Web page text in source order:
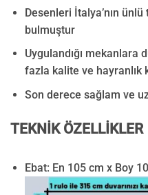
Desenleri İtalya’nın ünlü
bulmuştur
Uygulandığı mekanlara
fazla kalite ve hayranlık
Son derece sağlam ve
TEKNİK ÖZELLİKLER
Ebat: En 105 cm x Boy